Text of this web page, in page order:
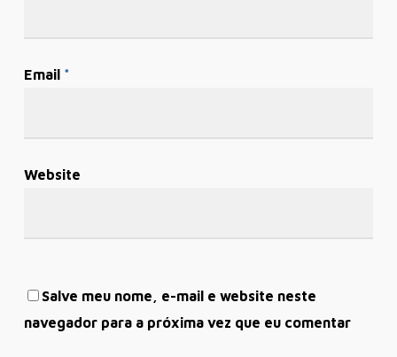
Email *
Website
Salve meu nome, e-mail e website neste
navegador para a próxima vez que eu comentar